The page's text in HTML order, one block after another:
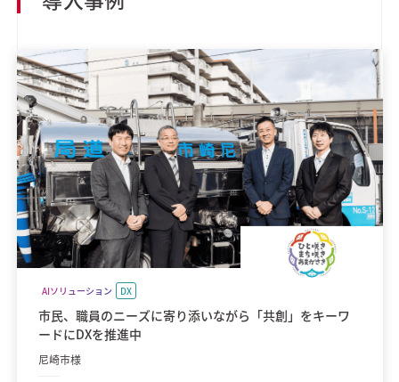
AIソリューション DX
市民、職員のニーズに寄り添いながら「共創」をキーワ
ードにDXを推進中
尼崎市様